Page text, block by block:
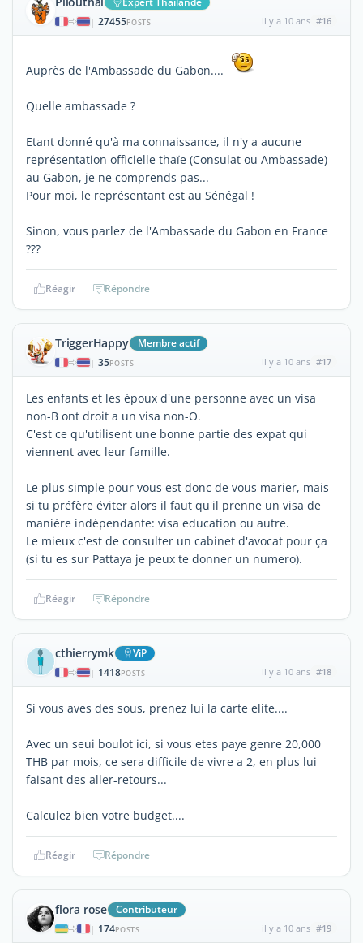
| 27455POSTS il y a 10 ans #16
Auprès de l'Ambassade du Gabon....
Quelle ambassade ?
Etant donné qu'à ma connaissance, il n'y a aucune
représentation officielle thaïe (Consulat ou Ambassade)
au Gabon, je ne comprends pas...
Pour moi, le représentant est au Sénégal !
Sinon, vous parlez de l'Ambassade du Gabon en France
???
Réagir Répondre
TriggerHappy Membre actif
| 35POSTS il y a 10 ans #17
Les enfants et les époux d'une personne avec un visa
non-B ont droit a un visa non-O.
C'est ce qu'utilisent une bonne partie des expat qui
viennent avec leur famille.
Le plus simple pour vous est donc de vous marier, mais
si tu préfère éviter alors il faut qu'il prenne un visa de
manière indépendante: visa education ou autre.
Le mieux c'est de consulter un cabinet d'avocat pour ça
(si tu es sur Pattaya je peux te donner un numero).
Réagir Répondre
cthierrymk ViP
| 1418POSTS il y a 10 ans #18
Si vous aves des sous, prenez lui la carte elite....
Avec un seui boulot ici, si vous etes paye genre 20,000
THB par mois, ce sera difficile de vivre a 2, en plus lui
faisant des aller-retours...
Calculez bien votre budget....
Réagir Répondre
flora rose Contributeur
| 174POSTS il y a 10 ans #19